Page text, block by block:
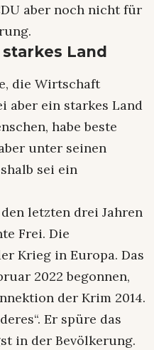
aber noch nicht für
Land
die Wirtschaft
aber ein starkes Land
habe beste
unter seinen
sei ein
letzten drei Jahren
Frei. Die
Krieg in Europa. Das
2022 begonnen,
der Krim 2014.
Er spüre das
in der Bevölkerung.